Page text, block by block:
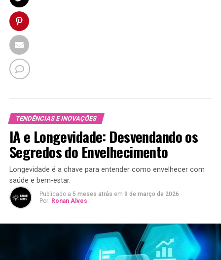
TENDÊNCIAS E INOVAÇÕES
IA e Longevidade: Desvendando os
Segredos do Envelhecimento
Longevidade é a chave para entender como envelhecer com
saúde e bem-estar.
Publicado a 5 meses atrás em 9 de março de 2026
Por: Ronan Alves